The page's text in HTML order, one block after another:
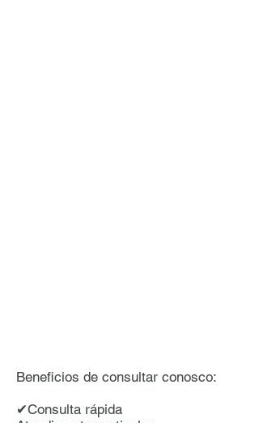
Beneficios de consultar conosco:
✔Consulta rápida